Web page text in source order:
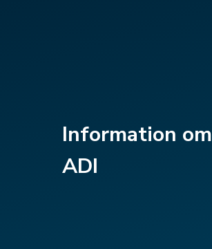
Information om
ADI